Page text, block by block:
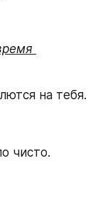
на тебя.
чисто.